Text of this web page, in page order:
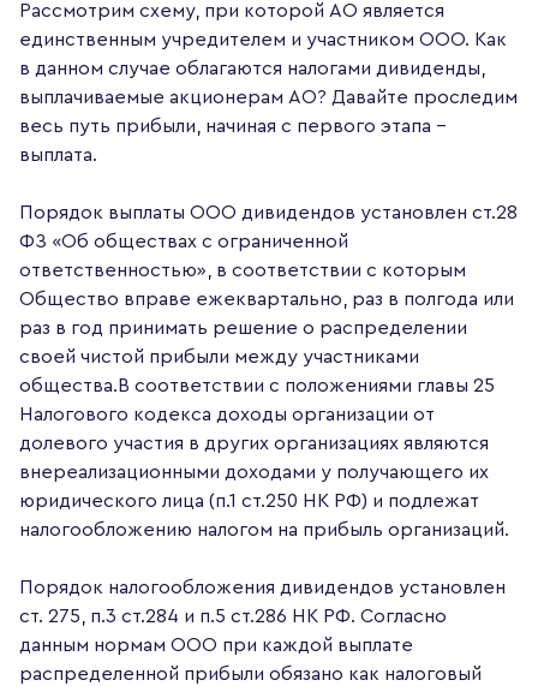
Рассмотрим схему, при которой АО является
единственным учредителем и участником ООО. Как
в данном случае облагаются налогами дивиденды,
выплачиваемые акционерам АО? Давайте проследим
весь путь прибыли, начиная с первого этапа –
выплата.
Порядок выплаты ООО дивидендов установлен ст.28
ФЗ «Об обществах с ограниченной
ответственностью», в соответствии с которым
Общество вправе ежеквартально, раз в полгода или
раз в год принимать решение о распределении
своей чистой прибыли между участниками
общества.В соответствии с положениями главы 25
Налогового кодекса доходы организации от
долевого участия в других организациях являются
внереализационными доходами у получающего их
юридического лица (п.1 ст.250 НК РФ) и подлежат
налогообложению налогом на прибыль организаций.
Порядок налогообложения дивидендов установлен
ст. 275, п.3 ст.284 и п.5 ст.286 НК РФ. Согласно
данным нормам ООО при каждой выплате
распределенной прибыли обязано как налоговый